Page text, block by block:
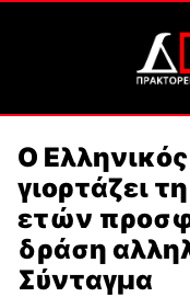
Ο
γιορτάζει
ετών
δράση
Σύνταγμα